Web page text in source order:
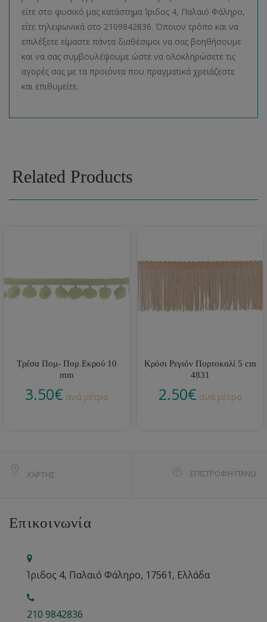
είτε στο φυσικό μας κατάστημα Ίριδος 4, Παλαιό Φάληρο,
είτε τηλεφωνικά στο 2109842836. Όποιον τρόπο και να
επιλέξετε είμαστε πάντα διαθέσιμοι να σας βοηθήσουμε
και να σας συμβουλέψουμε ώστε να ολοκληρώσετε τις
αγορές σας με τα προϊόντα που πραγματικά χρειάζεστε
και επιθυμείτε.
Related Products
Τρέσα Πομ- Πομ Εκρού 10
mm
3.50€ ανά μέτρο
Κρόσι Ρεγιόν Πορτοκαλί 5 cm
4831
2.50€ ανά μέτρο
ΧΆΡΤΗΣ ΕΠΙΣΤΡΟΦΉ ΠΆΝΩ
Επικοινωνία
Ίριδος 4, Παλαιό Φάληρο, 17561, Ελλάδα
210 9842836